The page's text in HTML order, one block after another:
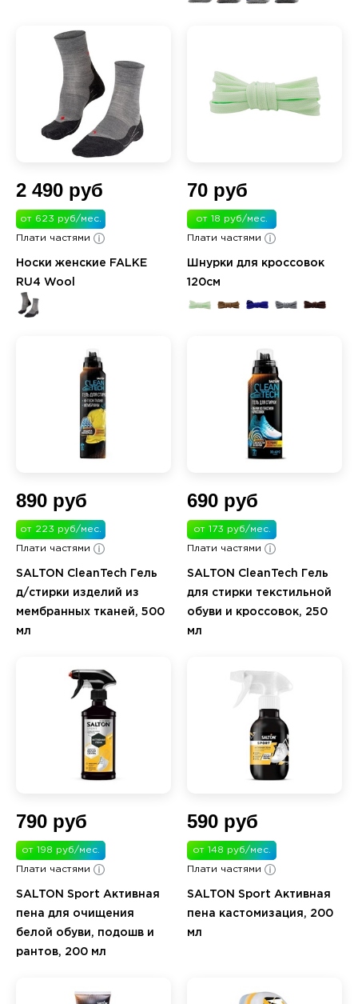
2 490 руб
от 623 руб/мес.
Плати частями
Носки женские FALKE
RU4 Wool
70 руб
от 18 руб/мес.
Плати частями
Шнурки для кроссовок
120см
890 руб
от 223 руб/мес.
Плати частями
SALTON CleanTech Гель
д/стирки изделий из
мембранных тканей, 500
мл
690 руб
от 173 руб/мес.
Плати частями
SALTON CleanTech Гель
для стирки текстильной
обуви и кроссовок, 250
мл
790 руб
от 198 руб/мес.
Плати частями
SALTON Sport Активная
пена для очищения
белой обуви, подошв и
рантов, 200 мл
590 руб
от 148 руб/мес.
Плати частями
SALTON Sport Активная
пена кастомизация, 200
мл